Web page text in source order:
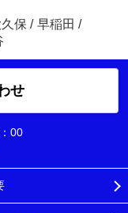
保 / 早稲田 /
せ
00